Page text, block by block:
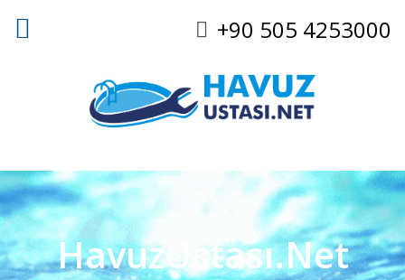
+90 505 4253000
HavuzUstası.Net